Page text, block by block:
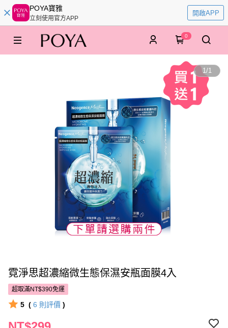
POYA寶雅
立刻使用官方APP
開啟APP
0
1/1
霓淨思超濃縮微生態保濕安瓶面膜4入
超取滿NT$390免運
5 ( 6 則評價 )